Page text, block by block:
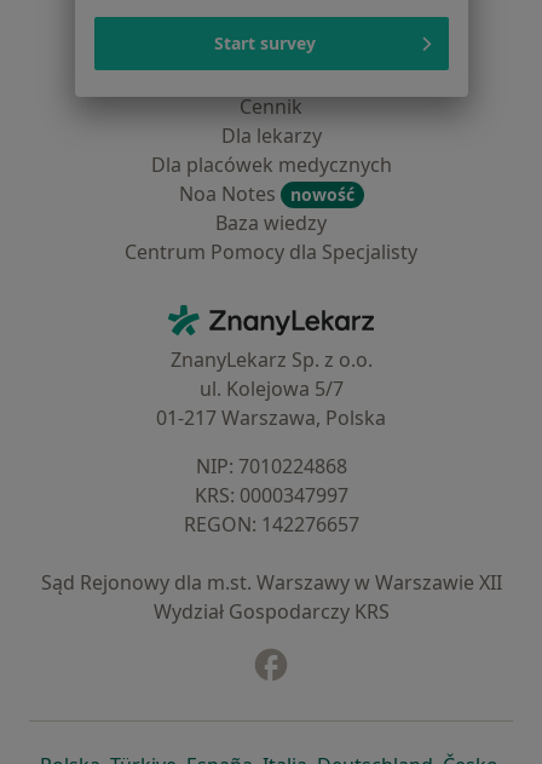
Blog dla pacjentów
Dla profesjonalistów
Cennik
Dla lekarzy
Dla placówek medycznych
Noa Notes
nowość
Baza wiedzy
Centrum Pomocy dla Specjalisty
ZnanyLekarz - Strona główna
ZnanyLekarz Sp. z o.o.
ul. Kolejowa 5/7
01-217 Warszawa, Polska
NIP: ⁠7010224868
KRS: ⁠0000347997
REGON: ⁠142276657
Sąd Rejonowy dla m.st. Warszawy w Warszawie XII
Wydział Gospodarczy KRS
Start survey